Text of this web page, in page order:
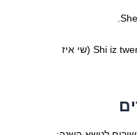
תעתיק לטיני ועברי: Shi iz twenti-wan yirz old (שי איז